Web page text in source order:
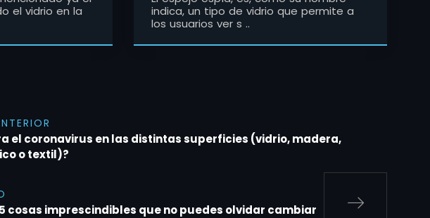
el vidrio en la
indica, un tipo de vidrio que permite a
los usuarios ver s ..
el coronavirus en las distintas superficies (vidrio, madera,
o textil)?
cosas imprescindibles que no puedes olvidar cambiar